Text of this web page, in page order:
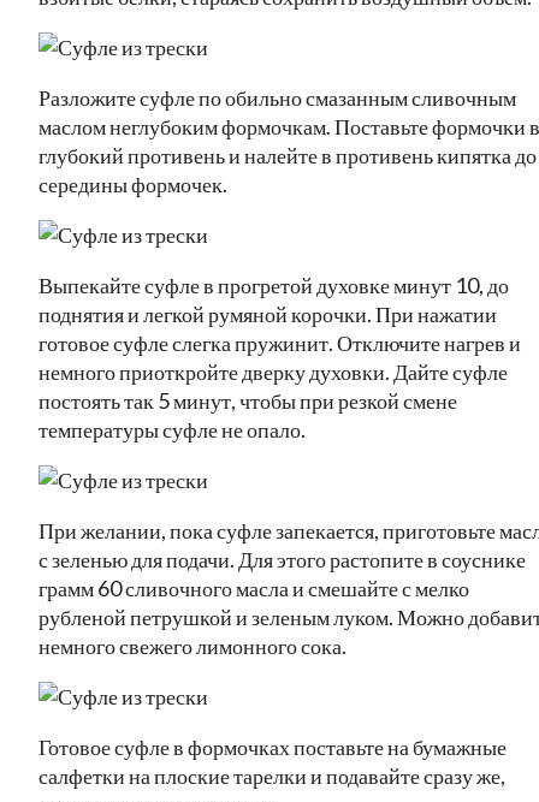
Разложите суфле по обильно смазанным сливочным
маслом неглубоким формочкам. Поставьте формочки в
глубокий противень и налейте в противень кипятка до
середины формочек.
Выпекайте суфле в прогретой духовке минут 10, до
поднятия и легкой румяной корочки. При нажатии
готовое суфле слегка пружинит. Отключите нагрев и
немного приоткройте дверку духовки. Дайте суфле
постоять так 5 минут, чтобы при резкой смене
температуры суфле не опало.
При желании, пока суфле запекается, приготовьте
с зеленью для подачи. Для этого растопите в соуснике
грамм 60 сливочного масла и смешайте с мелко
рубленой петрушкой и зеленым луком. Можно
немного свежего лимонного сока.
Готовое суфле в формочках поставьте на бумажные
салфетки на плоские тарелки и подавайте сразу же,